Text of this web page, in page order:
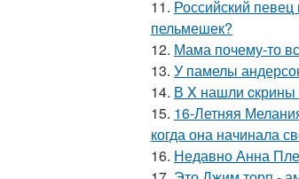
11. Российский
пельмешек?
12. Мама почему-то
13. У памелы
14. В X нашли cкрины
15. 16-Летняя
когда она начинала
16. Недавно Анна